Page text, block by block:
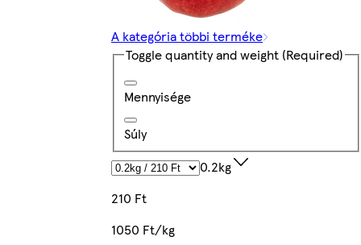
A kategória többi terméke
Toggle quantity and weight (Required)
Mennyisége
Súly
0.2kg
210 Ft
1050 Ft/kg